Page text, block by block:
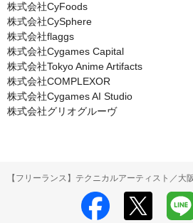
株式会社CyFoods
株式会社CySphere
株式会社flaggs
株式会社Cygames Capital
株式会社Tokyo Anime Artifacts
株式会社COMPLEXOR
株式会社Cygames AI Studio
株式会社グリオグルーヴ
【フリーランス】テクニカルアーティスト／大